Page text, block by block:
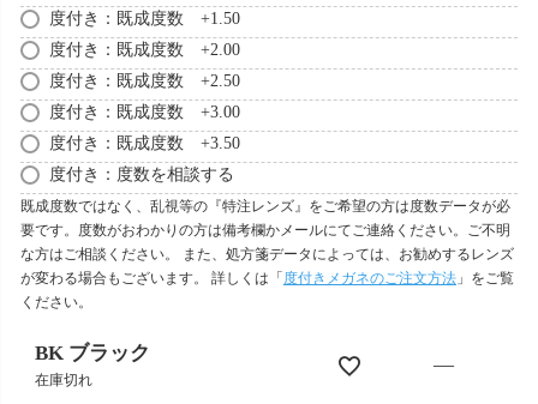
必
須
)
度付き：既成度数 +1.50
度付き：既成度数 +2.00
度付き：既成度数 +2.50
度付き：既成度数 +3.00
度付き：既成度数 +3.50
度付き：度数を相談する
既成度数ではなく、乱視等の『特注レンズ』をご希望の方は度数データが必
要です。度数がおわかりの方は備考欄かメールにてご連絡ください。ご不明
な方はご相談ください。 また、処方箋データによっては、お勧めするレンズ
が変わる場合もございます。 詳しくは「 度付きメガネのご注文方法 」をご覧
ください。
BK ブラック
在庫切れ
—